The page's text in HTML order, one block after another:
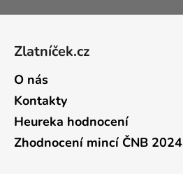
Zlatníček.cz
O nás
Kontakty
Heureka hodnocení
Zhodnocení mincí ČNB 2024